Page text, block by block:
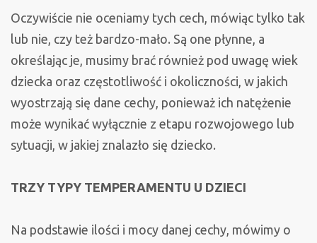
Oczywiście nie oceniamy tych cech, mówiąc tylko tak
lub nie, czy też bardzo-mało. Są one płynne, a
określając je, musimy brać również pod uwagę wiek
dziecka oraz częstotliwość i okoliczności, w jakich
wyostrzają się dane cechy, ponieważ ich natężenie
może wynikać wyłącznie z etapu rozwojowego lub
sytuacji, w jakiej znalazło się dziecko.
TRZY TYPY TEMPERAMENTU U DZIECI
Na podstawie ilości i mocy danej cechy, mówimy o